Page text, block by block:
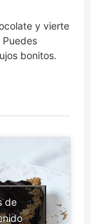
y vierte
bonitos.
de